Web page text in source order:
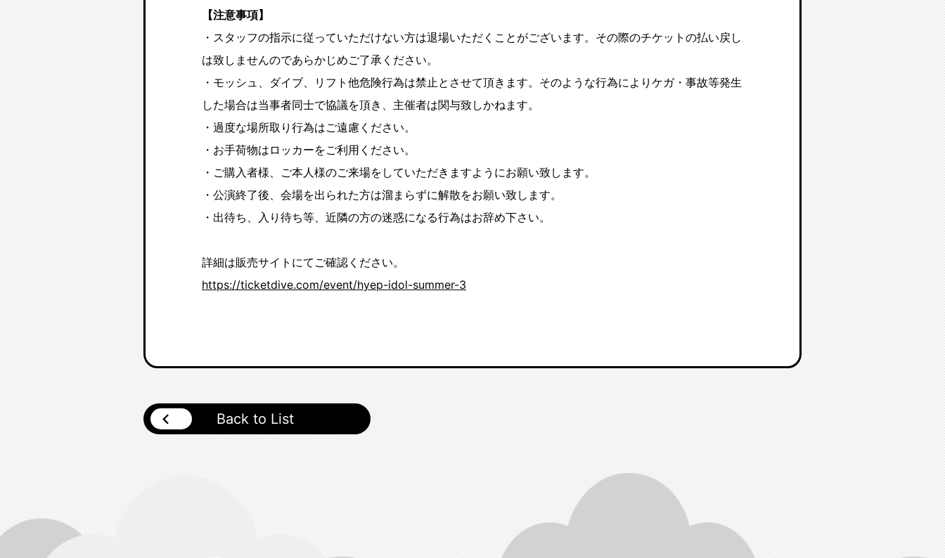
【注意事項】
・スタッフの指示に従っていただけない方は退場いただくことがございます。その際のチケットの払い戻し
は致しませんのであらかじめご了承ください。
・モッシュ、ダイブ、リフト他危険行為は禁止とさせて頂きます。そのような行為によりケガ・事故等発生
した場合は当事者同士で協議を頂き、主催者は関与致しかねます。
・過度な場所取り行為はご遠慮ください。
・お手荷物はロッカーをご利用ください。
・ご購入者様、ご本人様のご来場をしていただきますようにお願い致します。
・公演終了後、会場を出られた方は溜まらずに解散をお願い致します。
・出待ち、入り待ち等、近隣の方の迷惑になる行為はお辞め下さい。
詳細は販売サイトにてご確認ください。
https://ticketdive.com/event/hyep-idol-summer-3
Back to List